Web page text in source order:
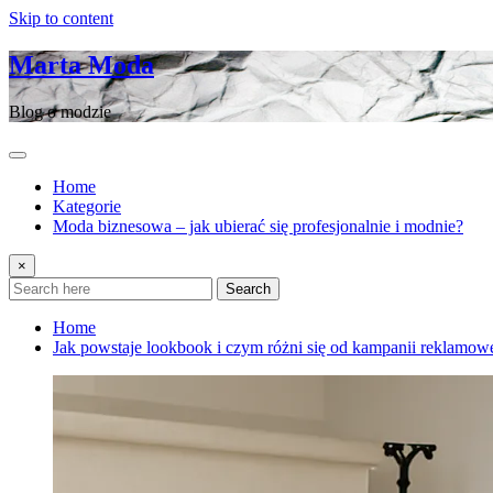
Skip to content
Marta Moda
Blog o modzie
Home
Kategorie
Moda biznesowa – jak ubierać się profesjonalnie i modnie?
×
Search
Home
Jak powstaje lookbook i czym różni się od kampanii